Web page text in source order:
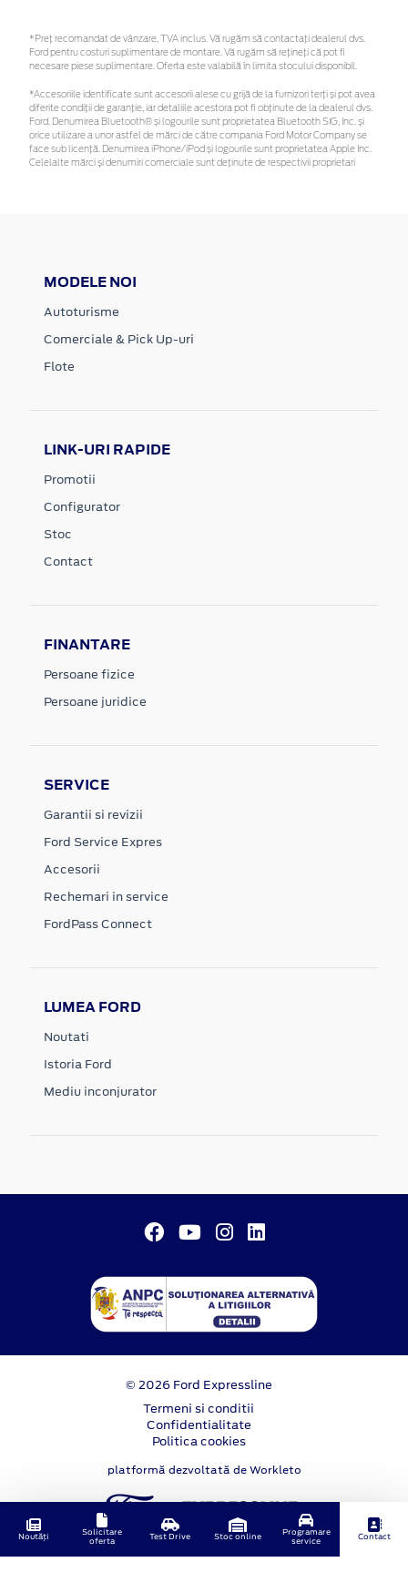
*Preţ recomandat de vânzare, TVA inclus. Vă rugăm să contactaţi dealerul dvs.
Ford pentru costuri suplimentare de montare. Vă rugăm să rețineți că pot fi
necesare piese suplimentare. Oferta este valabilă în limita stocului disponibil.
*Accesoriile identificate sunt accesorii alese cu grijă de la furnizori terți și pot avea
diferite condiții de garanție, iar detaliile acestora pot fi obținute de la dealerul dvs.
Ford. Denumirea Bluetooth® și logourile sunt proprietatea Bluetooth SIG, Inc. și
orice utilizare a unor astfel de mărci de către compania Ford Motor Company se
face sub licență. Denumirea iPhone/iPod și logourile sunt proprietatea Apple Inc.
Celelalte mărci și denumiri comerciale sunt deținute de respectivii proprietari
MODELE NOI
Autoturisme
Comerciale & Pick Up-uri
Flote
LINK-URI RAPIDE
Promotii
Configurator
Stoc
Contact
FINANTARE
Persoane fizice
Persoane juridice
SERVICE
Garantii si revizii
Ford Service Expres
Accesorii
Rechemari in service
FordPass Connect
LUMEA FORD
Noutati
Istoria Ford
Mediu inconjurator
© 2026 Ford Expressline
Termeni si conditii
Confidentialitate
Politica cookies
platformă dezvoltată de Workleto
Noutăți
Solicitare
oferta
Test Drive Stoc online
Programare
service
Contact